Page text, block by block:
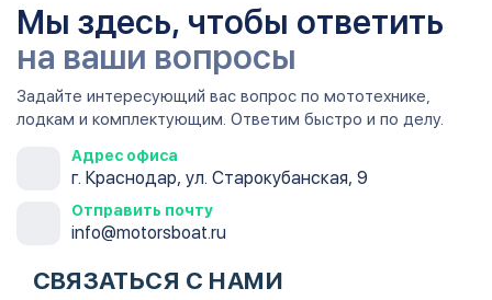
Мы здесь, чтобы ответить
на ваши вопросы
Задайте интересующий вас вопрос по мототехнике,
лодкам и комплектующим. Ответим быстро и по делу.
Адрес офиса
г. Краснодар, ул. Старокубанская, 9
Отправить почту
info@motorsboat.ru
СВЯЗАТЬСЯ С НАМИ